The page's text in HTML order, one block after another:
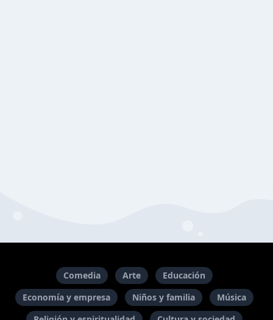
Comedia Arte
Educación
Economía y empresa
Niños y familia
Música